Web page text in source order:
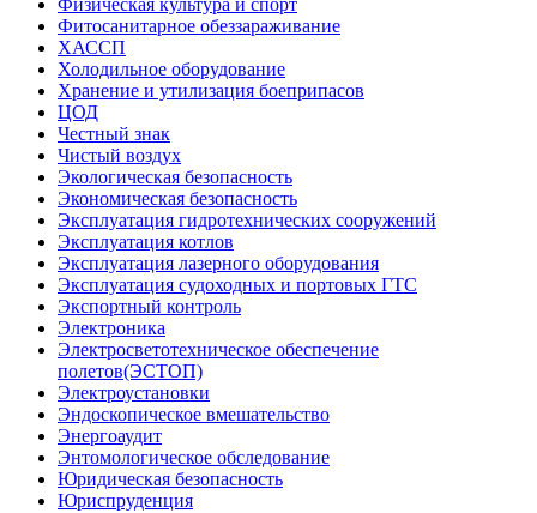
Физическая культура и спорт
Фитосанитарное обеззараживание
ХАССП
Холодильное оборудование
Хранение и утилизация боеприпасов
ЦОД
Честный знак
Чистый воздух
Экологическая безопасность
Экономическая безопасность
Эксплуатация гидротехнических сооружений
Эксплуатация котлов
Эксплуатация лазерного оборудования
Эксплуатация судоходных и портовых ГТС
Экспортный контроль
Электроника
Электросветотехническое обеспечение
полетов(ЭСТОП)
Электроустановки
Эндоскопическое вмешательство
Энергоаудит
Энтомологическое обследование
Юридическая безопасность
Юриспруденция